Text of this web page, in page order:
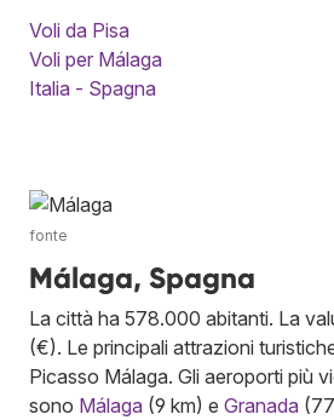
Voli da Pisa
Voli per Málaga
Italia - Spagna
fonte
Málaga, Spagna
La città ha 578.000 abitanti. La
(€). Le principali attrazioni
Picasso Málaga. Gli aeroporti più
sono Málaga (9 km) e Granada